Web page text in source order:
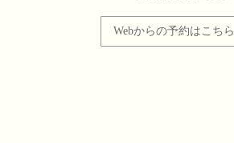
Webからの予約はこちら